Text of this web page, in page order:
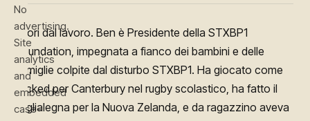
Fuori dal lavoro. Ben è Presidente della STXBP1
Foundation, impegnata a fianco dei bambini e delle
famiglie colpite dal disturbo STXBP1. Ha giocato come
locked per Canterbury nel rugby scolastico, ha fatto il
taglialegna per la Nuova Zelanda, e da ragazzino aveva
No
advertising.
Site
analytics
and
embedded
case-